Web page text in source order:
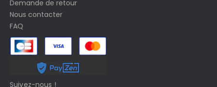
Demande de retour
Nous contacter
FAQ
Suivez-nous !